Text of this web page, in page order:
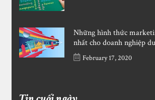
Những hình thức
nhất cho doanh nghiệp
February 17, 2020